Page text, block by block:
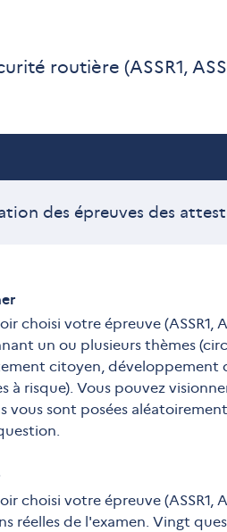
routière (ASSR1,
des épreuves des
choisi votre épreuve (ASSR1,
un ou plusieurs thèmes
citoyen, développement
à risque). Vous pouvez
vous sont posées
choisi votre épreuve (ASSR1,
réelles de l'examen. Vingt